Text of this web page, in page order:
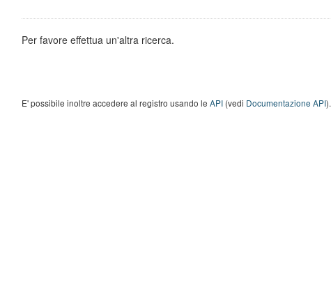
Per favore effettua un'altra ricerca.
E' possibile inoltre accedere al registro usando le API(vedi Documentazione API).